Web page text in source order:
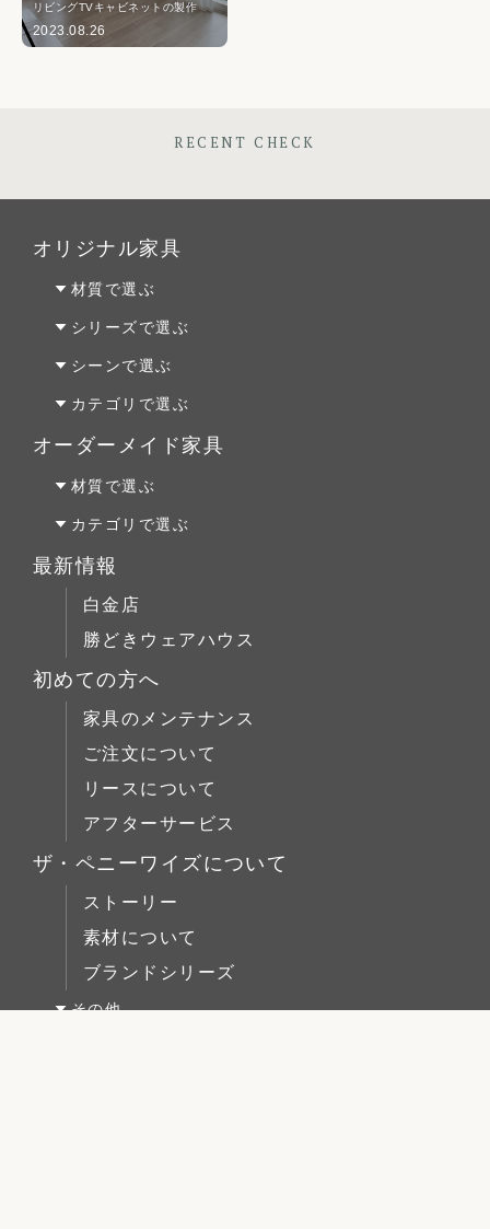
リビングTVキャビネットの製作
2023.08.26
RECENT CHECK
オリジナル家具
材質で選ぶ
オーク材
パイン材
チェリー材
シリーズで選ぶ
Penny Wise(ペニーワイズ)
colonalteak(コロニアルチーク)
Lloyd Loom(ロイドルーム)
シーンで選ぶ
リビング
ダイニング
カテゴリで選ぶ
テーブルALL
テーブルS
チェア
キャビネット
コーヒーテーブル
ローボード
チェスト
ブックケース
デスク
ベッド
ミラー/スモールアイテム
サイドボード
展示中
オーダーメイド家具
オーダーファニチャー
オーダーキッチン＆洗面
リフォーム
材質で選ぶ
オーク材
パイン材
チェリー材
カテゴリで選ぶ
テーブルALL
テーブルS
テーブルM
テーブルL
ブックケース
デスク
ベッド
ミラー/スモールアイテム
サイドボード
最新情報
白金店
勝どきウェアハウス
初めての方へ
家具のメンテナンス
ご注文について
リースについて
アフターサービス
ザ・ペニーワイズについて
ストーリー
素材について
ブランドシリーズ
その他